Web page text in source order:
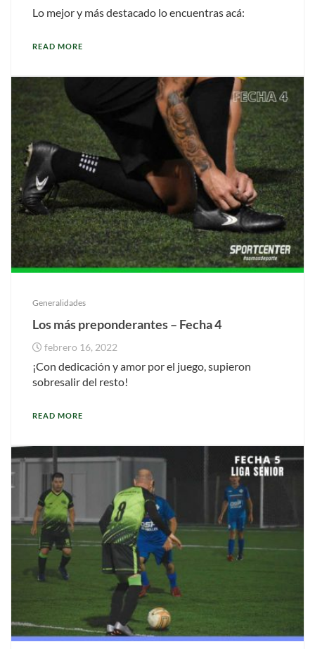
Lo mejor y más destacado lo encuentras acá:
READ MORE
Generalidades
Los más preponderantes – Fecha 4
febrero 16, 2022
¡Con dedicación y amor por el juego, supieron
sobresalir del resto!
READ MORE